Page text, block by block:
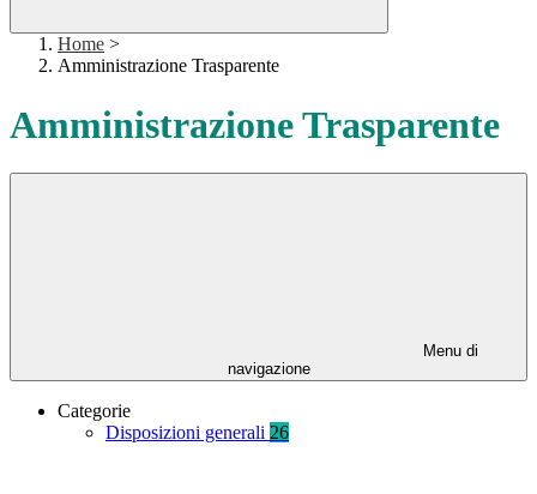
Home >
Amministrazione Trasparente
Amministrazione Trasparente
Menu di
navigazione
Categorie
Disposizioni generali 26